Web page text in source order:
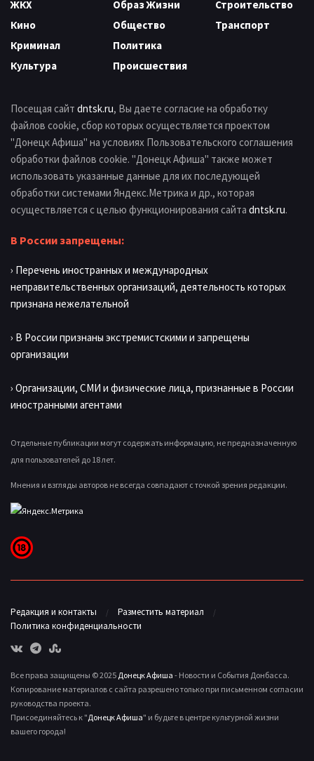
ЖКХ
Кино
Криминал
Культура
Образ Жизни
Общество
Политика
Происшествия
Строительство
Транспорт
Посещая сайт dntsk.ru, Вы даете согласие на обработку
файлов cookie, сбор которых осуществляется проектом
"Донецк Афиша" на условиях Пользовательского соглашения
обработки файлов cookie. "Донецк Афиша" также может
использовать указанные данные для их последующей
обработки системами Яндекс.Метрика и др., которая
осуществляется с целью функционирования сайта dntsk.ru.
В России запрещены:
› Перечень иностранных и международных
неправительственных организаций, деятельность которых
признана нежелательной
› В России признаны экстремистскими и запрещены
организации
› Организации, СМИ и физические лица, признанные в России
иностранными агентами
Отдельные публикации могут содержать информацию, не предназначенную
для пользователей до 18 лет.
Мнения и взгляды авторов не всегда совпадают с точкой зрения редакции.
Редакция и контакты
Разместить материал
Политика конфиденциальности
Все права защищены © 2025 Донецк Афиша - Новости и События Донбасса.
Копирование материалов с сайта разрешено только при письменном согласии
руководства проекта.
Присоединяйтесь к "Донецк Афиша" и будьте в центре культурной жизни
вашего города!